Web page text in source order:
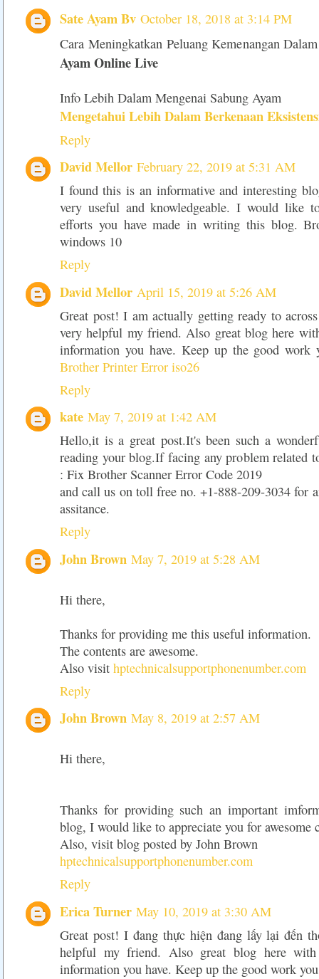
Sate Ayam Bv October 18, 2018 at 3:14 PM
Cara Meningkatkan Peluang Kemenangan
Ayam Online Live
Info Lebih Dalam Mengenai Sabung Ayam
Mengetahui Lebih Dalam Berkenaan
Reply
David Mellor February 22, 2019 at 5:31 AM
I found this is an informative and interesting
very useful and knowledgeable. I would like
efforts you have made in writing this blog.
windows 10
Reply
David Mellor April 15, 2019 at 5:26 AM
Great post! I am actually getting ready to
very helpful my friend. Also great blog here
information you have. Keep up the good work
Brother Printer Error iso26
Reply
kate May 7, 2019 at 1:42 AM
Hello,it is a great post.It's been such a
reading your blog.If facing any problem related
: Fix Brother Scanner Error Code 2019
and call us on toll free no. +1-888-209-3034 for
assitance.
Reply
John Brown May 7, 2019 at 5:28 AM
Hi there,
Thanks for providing me this useful information.
The contents are awesome.
Also visit hptechnicalsupportphonenumber.com
Reply
John Brown May 8, 2019 at 2:57 AM
Hi there,
Thanks for providing such an important
blog, I would like to appreciate you for awesome
Also, visit blog posted by John Brown
hptechnicalsupportphonenumber.com
Reply
Erica Turner May 10, 2019 at 3:30 AM
Great post! I đang thực hiện đang lấy lại đến
helpful my friend. Also great blog here
information you have. Keep up the good work